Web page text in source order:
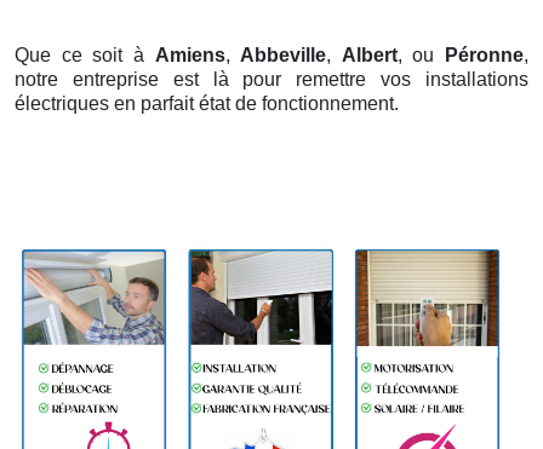
Que ce soit à Amiens, Abbeville, Albert, ou Péronne,
notre entreprise est là pour remettre vos installations
électriques en parfait état de fonctionnement.